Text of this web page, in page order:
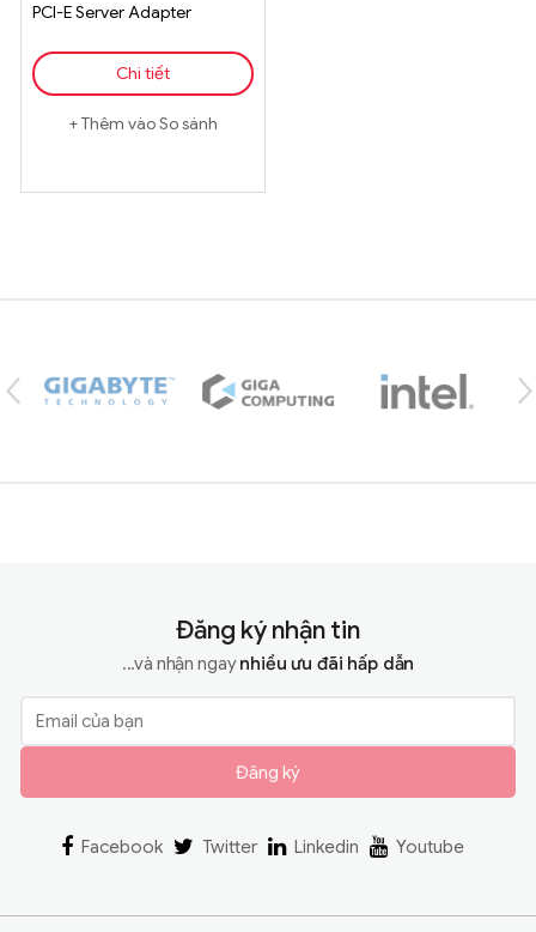
PCI-E Server Adapter
Chi tiết
Thêm vào So sánh
Đăng ký nhận tin
...và nhận ngaynhiều ưu đãi hấp dẫn
Đăng ký
Facebook Twitter Linkedin Youtube